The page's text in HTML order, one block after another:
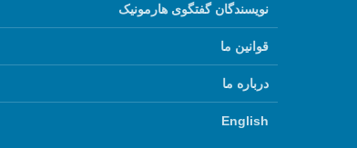
نویسندگان گفتگوی هارمونیک
قوانین ما
درباره ما
English